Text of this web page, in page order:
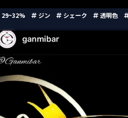
29~32% ジン シェーク 透明色